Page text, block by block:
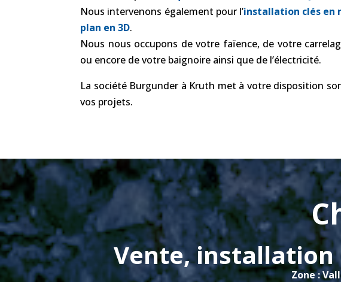
Nous intervenons également pour l’installation clés en
plan en 3D.
Nous nous occupons de votre faïence, de votre
ou encore de votre baignoire ainsi que de l’électricité.
La société Burgunder à Kruth met à votre disposition
vos projets.
Vente, installation
Zone :